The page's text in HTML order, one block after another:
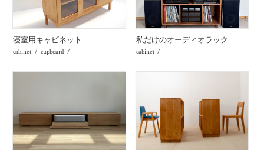
寝室用キャビネット
cabinet cupboard
私だけのオーディオラック
cabinet